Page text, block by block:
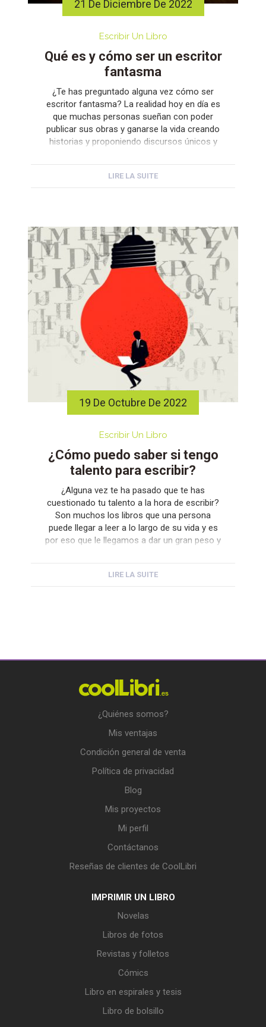
21 De Diciembre De 2022
Escribir Un Libro
Qué es y cómo ser un escritor
fantasma
¿Te has preguntado alguna vez cómo ser
escritor fantasma? La realidad hoy en día es
que muchas personas sueñan con poder
publicar sus obras y ganarse la vida creando
historias y proponiendo discursos únicos y
difícil destacar y […]
LIRE LA SUITE
19 De Octubre De 2022
Escribir Un Libro
¿Cómo puedo saber si tengo
talento para escribir?
¿Alguna vez te ha pasado que te has
cuestionado tu talento a la hora de escribir?
Son muchos los libros que una persona
puede llegar a leer a lo largo de su vida y es
por eso que le llegamos a dar un gran peso y
LIRE LA SUITE
¿Quiénes somos?
Mis ventajas
Condición general de venta
Política de privacidad
Blog
Mis proyectos
Mi perfil
Contáctanos
Reseñas de clientes de CoolLibri
IMPRIMIR UN LIBRO
Novelas
Libros de fotos
Revistas y folletos
Cómics
Libro en espirales y tesis
Libro de bolsillo